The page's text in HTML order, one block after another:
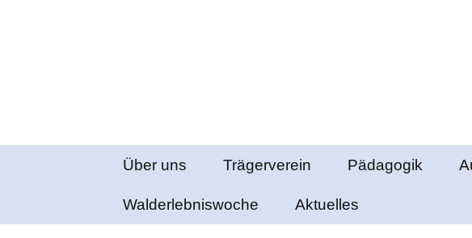
Springe
Inhalt
Über uns
Chronik
Trägerverein
Kindergarten
Pädagogik
Elemente
Walderlebniswoche Aktuelles